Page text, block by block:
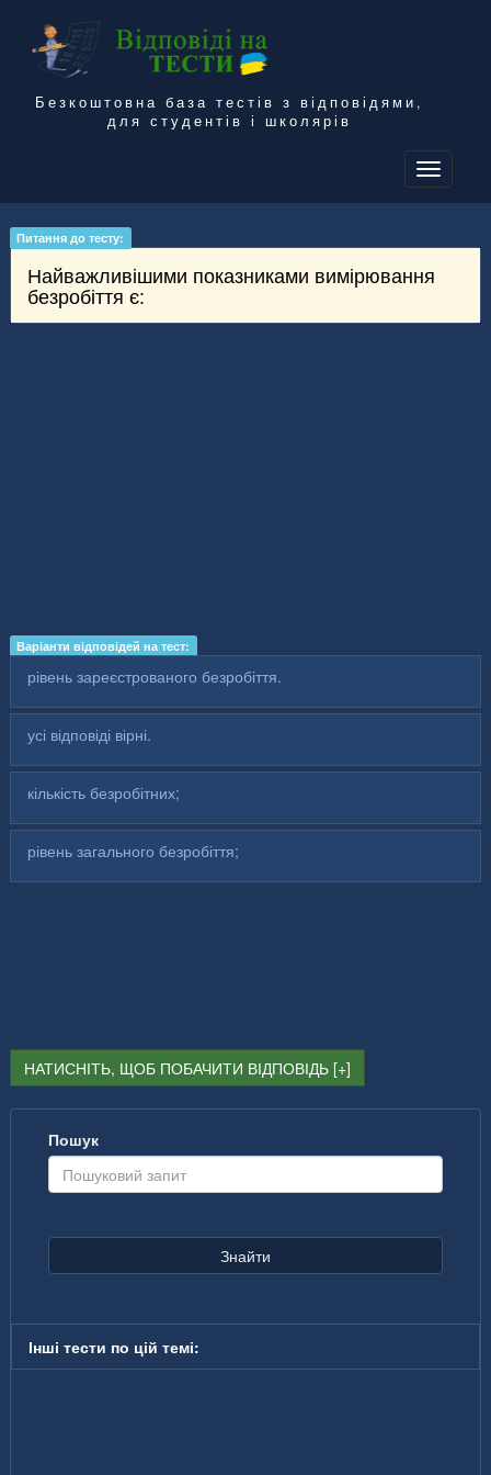
Безкоштовна база тестів з відповідями,
для студентів і школярів
Питання до тесту:
Найважливішими показниками вимірювання
безробіття є:
Варіанти відповідей на тест:
рівень зареєстрованого безробіття.
усі відповіді вірні.
кількість безробітних;
рівень загального безробіття;
НАТИСНІТЬ, ЩОБ ПОБАЧИТИ ВІДПОВІДЬ
Пошук
Знайти
Інші тести по цій темі: